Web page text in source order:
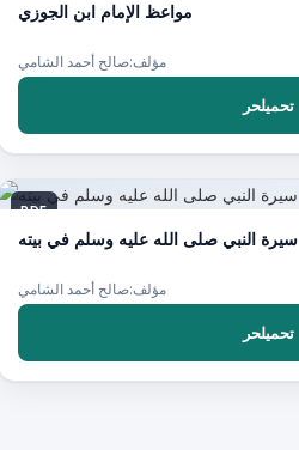
مواعظ الإمام ابن الجوزي
مؤلف:صالح أحمد الشامي
تحميلحر
PDF
سيرة النبي صلى الله عليه وسلم في بيته
مؤلف:صالح أحمد الشامي
تحميلحر